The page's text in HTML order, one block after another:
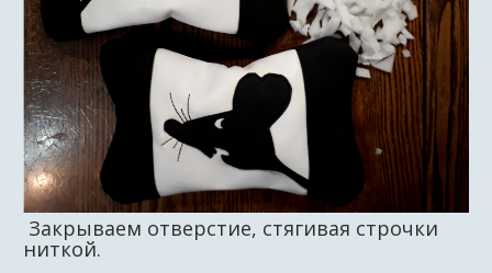
Закрываем отверстие, стягивая строчки
ниткой.